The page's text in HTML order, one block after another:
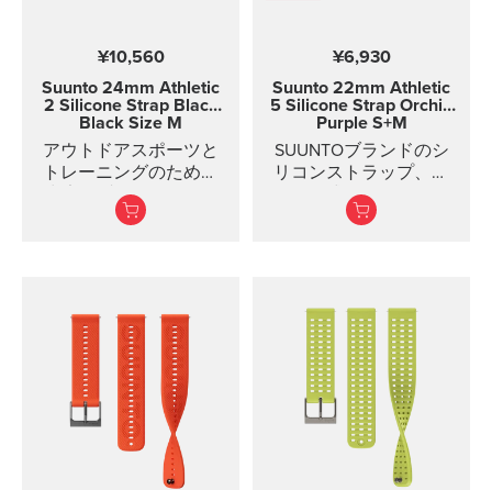
¥10,560
Suunto 24mm Athletic
2 Silicone Strap Black
Black Size M
アウトドアスポーツと
トレーニングのための
快適なブラックシリコ
ンストラップ 丈夫なシ
換できます。このスト
ラップは手首にぴった
りフィットし、清潔に
保ちやすく、水泳やそ
の他の持久力スポーツ
に最適です。 ハイライ
ストラップ重量28ｇ リ
¥6,930
Suunto 22mm Athletic
5 Silicone Strap Orchid
Purple S+M
SUUNTOブランドのシ
リコンストラップ、ピ
ン留め式クローザー付
き、2つの長さ